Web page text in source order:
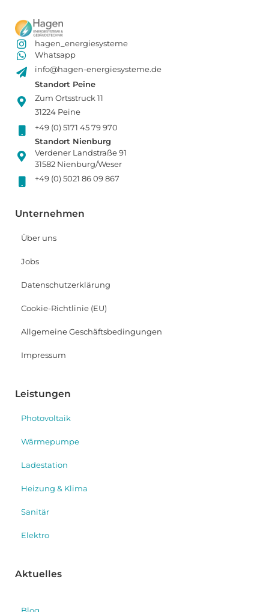
hagen_energiesysteme
Whatsapp
info@hagen-energiesysteme.de
Standort Peine
Zum Ortsstruck 11
31224 Peine
+49 (0) 5171 45 79 970
Standort Nienburg
Verdener Landstraße 91
31582 Nienburg/Weser
+49 (0) 5021 86 09 867
Unternehmen
Über uns
Jobs
Datenschutzerklärung
Cookie-Richtlinie (EU)
Allgemeine Geschäftsbedingungen
Impressum
Leistungen
Photovoltaik
Wärmepumpe
Ladestation
Heizung & Klima
Sanitär
Elektro
Aktuelles